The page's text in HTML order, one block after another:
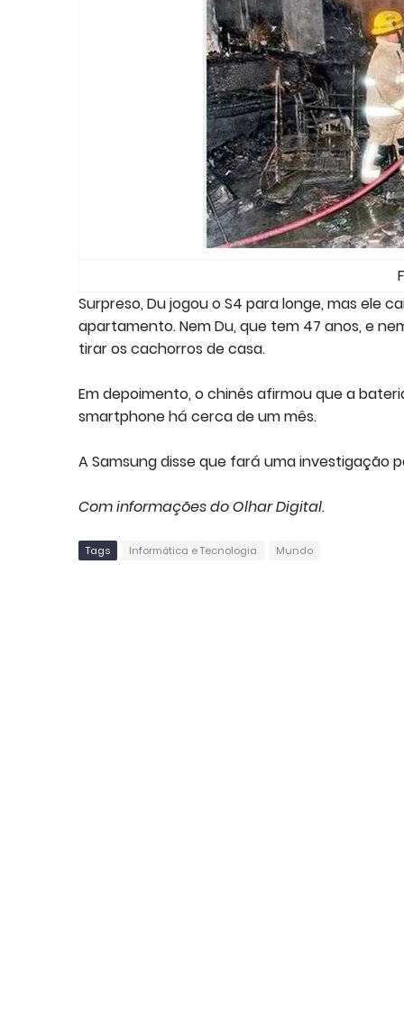
Surpreso, Du jogou o S4 para longe, mas ele
apartamento. Nem Du, que tem 47 anos, e
tirar os cachorros de casa.
Em depoimento, o chinês afirmou que a
smartphone há cerca de um mês.
A Samsung disse que fará uma investigação
Com informações do Olhar Digital.
Tags Informática e Tecnologia Mundo